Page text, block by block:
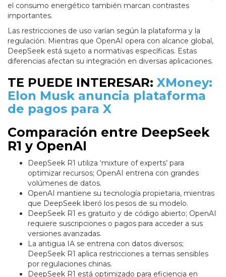
el consumo energético también marcan contrastes
importantes.
Las restricciones de uso varían según la plataforma y la
regulación. Mientras que OpenAI opera con alcance global,
DeepSeek está sujeto a normativas específicas. Estas
diferencias afectan su integración en diversas aplicaciones.
TE PUEDE INTERESAR: XMoney:
Elon Musk anuncia plataforma
de pagos para X
Comparación entre DeepSeek
R1 y OpenAI
DeepSeek R1 utiliza ‘mixture of experts’ para
optimizar recursos; OpenAI entrena con grandes
volúmenes de datos.
OpenAI mantiene su tecnología propietaria, mientras
que DeepSeek liberó los pesos de su modelo.
DeepSeek R1 es gratuito y de código abierto; OpenAI
requiere suscripciones o pagos para acceder a sus
versiones avanzadas.
La antigua IA se entrena con datos diversos;
DeepSeek R1 aplica restricciones a temas sensibles
por regulaciones chinas.
DeepSeek R1 está optimizado para eficiencia en